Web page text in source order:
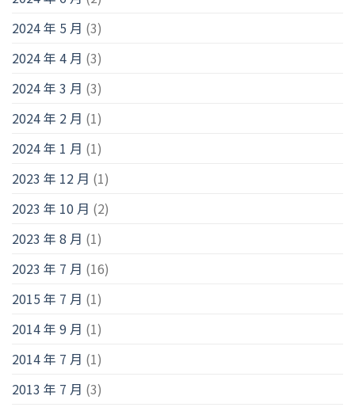
2024 年 5 月 (3)
2024 年 4 月 (3)
2024 年 3 月 (3)
2024 年 2 月 (1)
2024 年 1 月 (1)
2023 年 12 月 (1)
2023 年 10 月 (2)
2023 年 8 月 (1)
2023 年 7 月 (16)
2015 年 7 月 (1)
2014 年 9 月 (1)
2014 年 7 月 (1)
2013 年 7 月 (3)